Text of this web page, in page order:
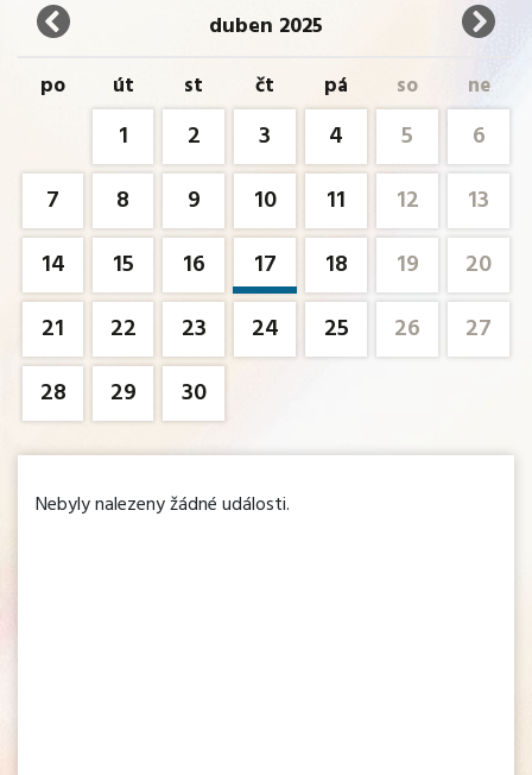
duben 2025
po út st čt pá so ne
1 2 3 4 5
6
7
8 9 10 11 12
13
14
15 16 17 18 19
20
21
22 23 24 25 26
27
28
29 30
Nebyly nalezeny žádné události.